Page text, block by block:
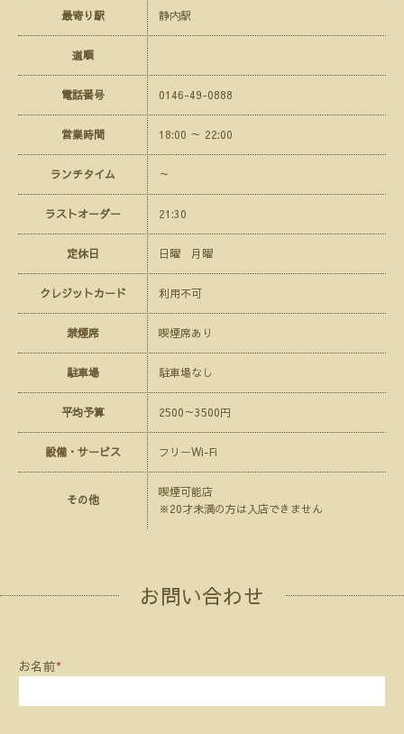
最寄り駅 静内駅
道順
電話番号 0146-49-0888
営業時間 18:00 ～ 22:00
ランチタイム ～
ラストオーダー 21:30
定休日 日曜 月曜
クレジットカード 利用不可
禁煙席 喫煙席あり
駐車場 駐車場なし
平均予算 2500～3500円
設備・サービス フリーWi-Fi
その他
喫煙可能店
※20才未満の方は入店できません
お問い合わせ
お名前*